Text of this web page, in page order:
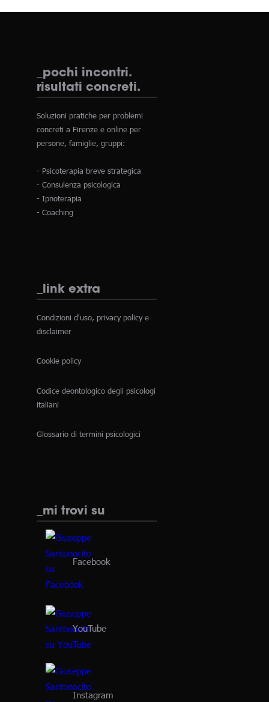
_pochi incontri.
risultati concreti.
Soluzioni pratiche per problemi
concreti a Firenze e online per
persone, famiglie, gruppi:
- Psicoterapia breve strategica
- Consulenza psicologica
- Ipnoterapia
- Coaching
_link extra
Condizioni d'uso, privacy policy e
disclaimer
Cookie policy
Codice deontologico degli psicologi
italiani
Glossario di termini psicologici
_mi trovi su
Facebook
YouTube
Instagram